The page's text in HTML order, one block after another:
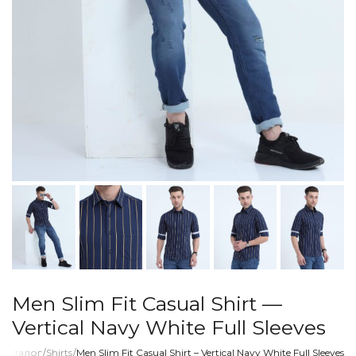
Men Slim Fit Casual Shirt —
Vertical Navy White Full Sleeves
Каталог Shirts Men Slim Fit Casual Shirt – Vertical Navy White Full Sleeves